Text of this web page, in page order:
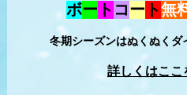
ボー ト コー ト無
冬期シーズンはぬくぬく
詳しくはここ